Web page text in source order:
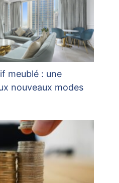
meublé : une
nouveaux modes